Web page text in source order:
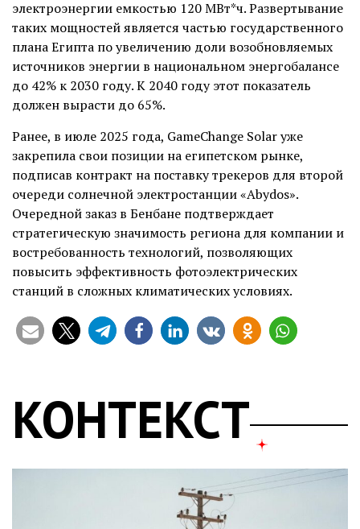
электроэнергии емкостью 120 МВт*ч. Развертывание
таких мощностей является частью государственного
плана Египта по увеличению доли возобновляемых
источников энергии в национальном энергобалансе
до 42% к 2030 году. К 2040 году этот показатель
должен вырасти до 65%.
Ранее, в июле 2025 года, GameChange Solar уже
закрепила свои позиции на египетском рынке,
подписав контракт на поставку трекеров для второй
очереди солнечной электростанции «Abydos».
Очередной заказ в Бенбане подтверждает
стратегическую значимость региона для компании и
востребованность технологий, позволяющих
повысить эффективность фотоэлектрических
станций в сложных климатических условиях.
КОНТЕКСТ